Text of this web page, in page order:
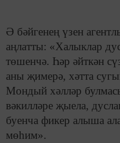
Ә бәйгенең үзен
аңлатты: «Халыклар
төшенчә. Һәр әйткән
аны җимерә, хәтта
Мондый хәлләр
вәкилләре җыела,
буенча фикер алыша
мөһим».